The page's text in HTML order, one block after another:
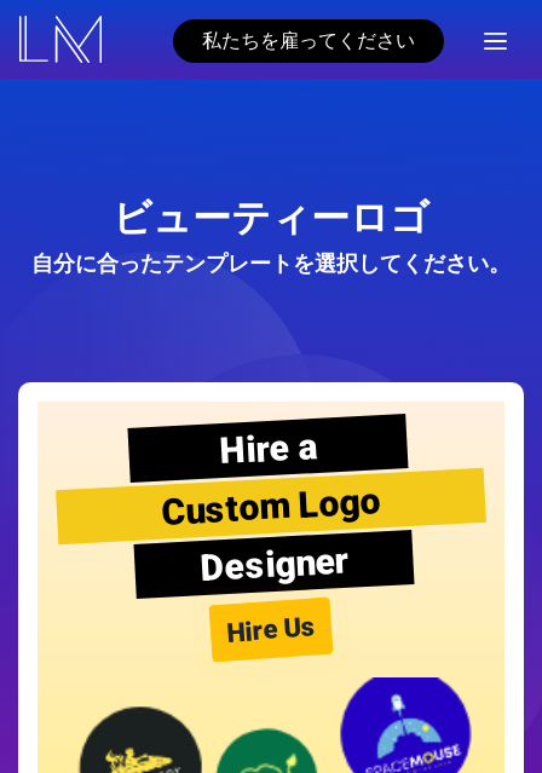
私たちを雇ってください
ビューティーロゴ
自分に合ったテンプレートを選択してください。
Hire a
Custom Logo
Designer
Hire Us